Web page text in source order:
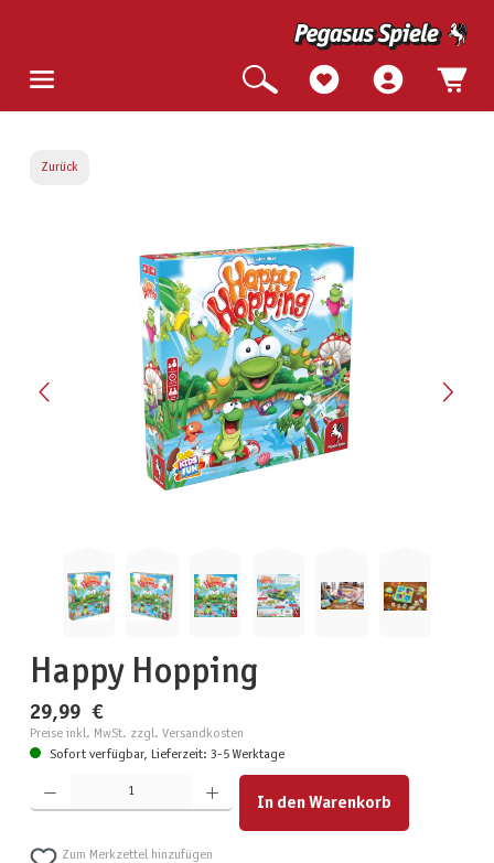
Zurück
Bildergalerie überspringen
Happy Hopping
29,99 €
Preise inkl. MwSt. zzgl. Versandkosten
Sofort verfügbar, Lieferzeit: 3-5 Werktage
Produkt Anzahl: Gib den gewünschten Wert ein oder benutze die Schaltflächen um die Anzahl zu
In den Warenkorb
Zum Merkzettel hinzufügen